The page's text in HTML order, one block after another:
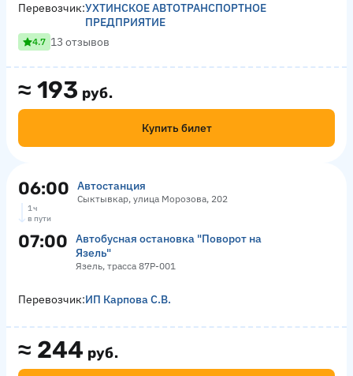
≈ 193 руб.
Купить билет
Перевозчик:УХТИНСКОЕ АВТОТРАНСПОРТНОЕ
ПРЕДПРИЯТИЕ
4.7 13 отзывов
06:00 Автостанция
Сыктывкар, улица Морозова, 202
1 ч
в пути
07:00
Автобусная остановка "Поворот на
Язель"
Язель, трасса 87Р-001
≈ 244 руб.
Перевозчик:ИП Карпова С.В.